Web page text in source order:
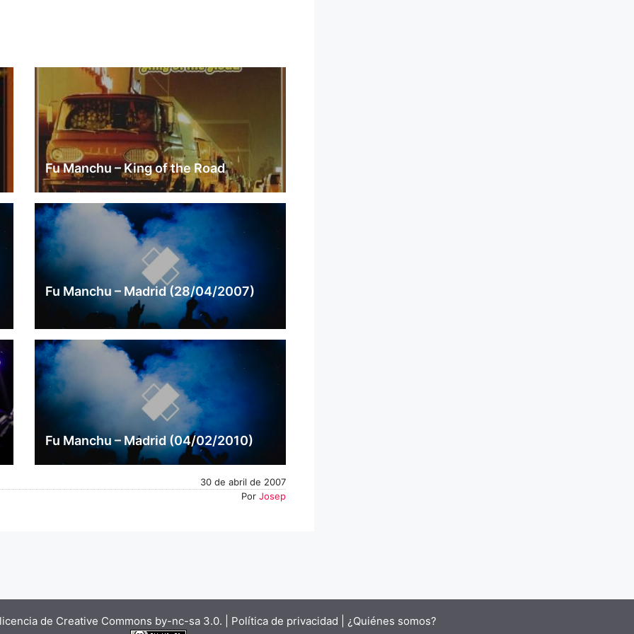
Fu Manchu – King of the Road
Fu Manchu – Madrid (28/04/2007)
Fu Manchu – Madrid (04/02/2010)
30 de abril de 2007
Por Josep
licencia de Creative Commons by-nc-sa 3.0. | Política de privacidad | ¿Quiénes somos?